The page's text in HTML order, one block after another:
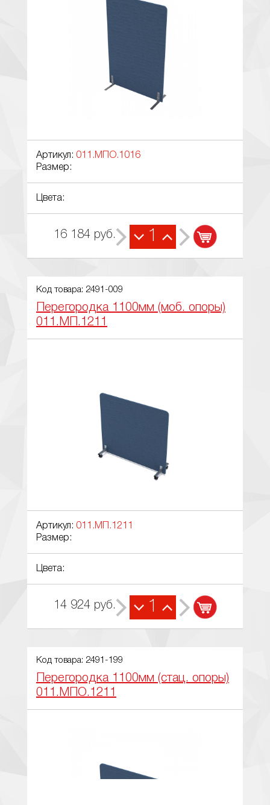
Артикул: 011.МПО.1016
Размер:
Цвета:
16 184 руб. 1
Код товара: 2491-009
Перегородка 1100мм (моб. опоры)
011.МП.1211
Артикул: 011.МП.1211
Размер:
Цвета:
14 924 руб. 1
Код товара: 2491-199
Перегородка 1100мм (стац. опоры)
011.МПО.1211